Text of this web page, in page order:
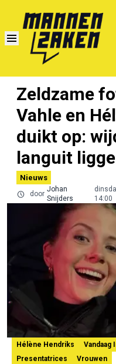
Zeldzame
Vahle en
duikt op:
languit
Nieuws
door
Johan
Snijders
14:00
Hélène Hendriks Vandaag
Presentatrices
Vrouwen